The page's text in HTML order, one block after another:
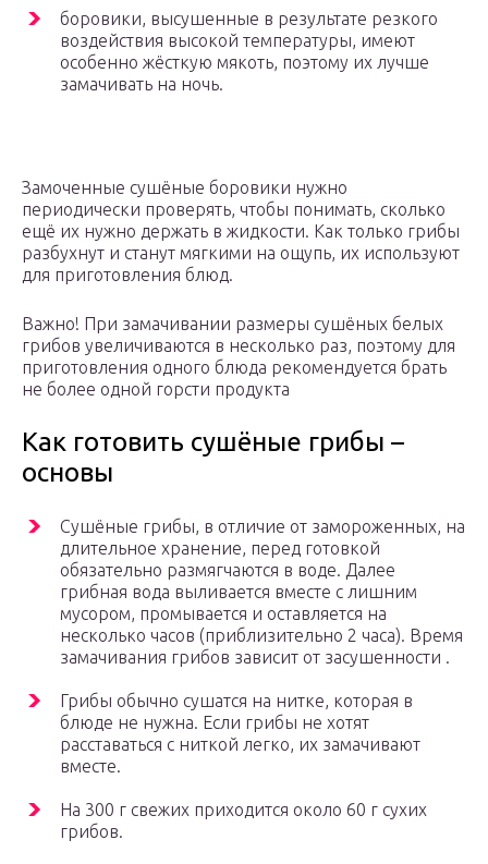
боровики, высушенные в результате резкого
воздействия высокой температуры, имеют
особенно жёсткую мякоть, поэтому их лучше
замачивать на ночь.
Замоченные сушёные боровики нужно
периодически проверять, чтобы понимать, сколько
ещё их нужно держать в жидкости. Как только грибы
разбухнут и станут мягкими на ощупь, их используют
для приготовления блюд.
Важно! При замачивании размеры сушёных белых
грибов увеличиваются в несколько раз, поэтому для
приготовления одного блюда рекомендуется брать
не более одной горсти продукта
Как готовить сушёные грибы –
основы
Сушёные грибы, в отличие от замороженных, на
длительное хранение, перед готовкой
обязательно размягчаются в воде. Далее
грибная вода выливается вместе с лишним
мусором, промывается и оставляется на
несколько часов (приблизительно 2 часа). Время
замачивания грибов зависит от засушенности .
Грибы обычно сушатся на нитке, которая в
блюде не нужна. Если грибы не хотят
расставаться с ниткой легко, их замачивают
вместе.
На 300 г свежих приходится около 60 г сухих
грибов.